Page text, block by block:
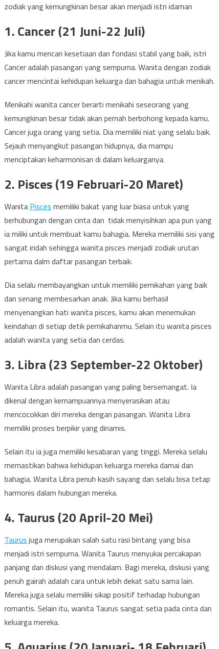
zodiak yang kemungkinan besar akan menjadi istri idaman
1. Cancer (21 Juni-22 Juli)
Jika kamu mencari kesetiaan dan fondasi stabil yang baik, istri
Cancer adalah pasangan yang sempurna. Wanita dengan zodiak
cancer mencintai kehidupan keluarga dan bahagia untuk menikah.
Menikahi wanita cancer berarti menikahi seseorang yang
kemungkinan besar tidak akan pernah berbohong kepada kamu.
Cancer juga orang yang setia. Dia memiliki niat yang selalu baik.
Sejauh menyangkut pasangan hidupnya, dia mampu
menciptakan keharmonisan di dalam keluarganya.
2. Pisces (19 Februari-20 Maret)
Wanita Pisces memiliki bakat yang luar biasa untuk yang
berhubungan dengan cinta dan tidak menyisihkan apa pun yang
ia miliki untuk membuat kamu bahagia. Mereka memiliki sisi yang
sangat indah sehingga wanita pisces menjadi zodiak urutan
pertama dalm daftar pasangan terbaik.
Dia selalu membayangkan untuk memiliki pernikahan yang baik
dan senang membesarkan anak. Jika kamu berhasil
menyenangkan hati wanita pisces, kamu akan menemukan
keindahan di setiap detik pernikahanmu. Selain itu wanita pisces
adalah wanita yang setia dan cerdas.
3. Libra (23 September-22 Oktober)
Wanita Libra adalah pasangan yang paling bersemangat. Ia
dikenal dengan kemampuannya menyerasikan atau
mencocokkan diri mereka dengan pasangan. Wanita Libra
memiliki proses berpikir yang dinamis.
Selain itu ia juga memiliki kesabaran yang tinggi. Mereka selalu
memastikan bahwa kehidupan keluarga mereka damai dan
bahagia. Wanita Libra penuh kasih sayang dan selalu bisa tetap
harmonis dalam hubungan mereka.
4. Taurus (20 April-20 Mei)
Taurus juga merupakan salah satu rasi bintang yang bisa
menjadi istri sempurna. Wanita Taurus menyukai percakapan
panjang dan diskusi yang mendalam. Bagi mereka, diskusi yang
penuh gairah adalah cara untuk lebih dekat satu sama lain.
Mereka juga selalu memiliki sikap positif terhadap hubungan
romantis. Selain itu, wanita Taurus sangat setia pada cinta dan
keluarga mereka.